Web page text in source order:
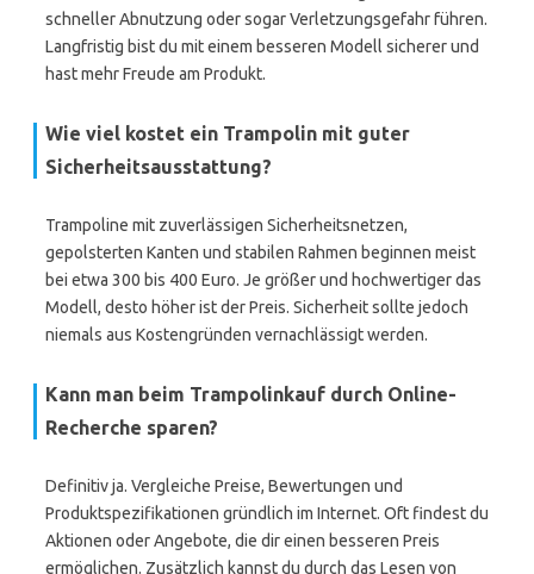
schneller Abnutzung oder sogar Verletzungsgefahr führen.
Langfristig bist du mit einem besseren Modell sicherer und
hast mehr Freude am Produkt.
Wie viel kostet ein Trampolin mit guter
Sicherheitsausstattung?
Trampoline mit zuverlässigen Sicherheitsnetzen,
gepolsterten Kanten und stabilen Rahmen beginnen meist
bei etwa 300 bis 400 Euro. Je größer und hochwertiger das
Modell, desto höher ist der Preis. Sicherheit sollte jedoch
niemals aus Kostengründen vernachlässigt werden.
Kann man beim Trampolinkauf durch Online-
Recherche sparen?
Definitiv ja. Vergleiche Preise, Bewertungen und
Produktspezifikationen gründlich im Internet. Oft findest du
Aktionen oder Angebote, die dir einen besseren Preis
ermöglichen. Zusätzlich kannst du durch das Lesen von